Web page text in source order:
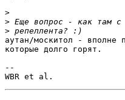
>
>
>
аутан/москитол - вполне
которые долго горят.
--